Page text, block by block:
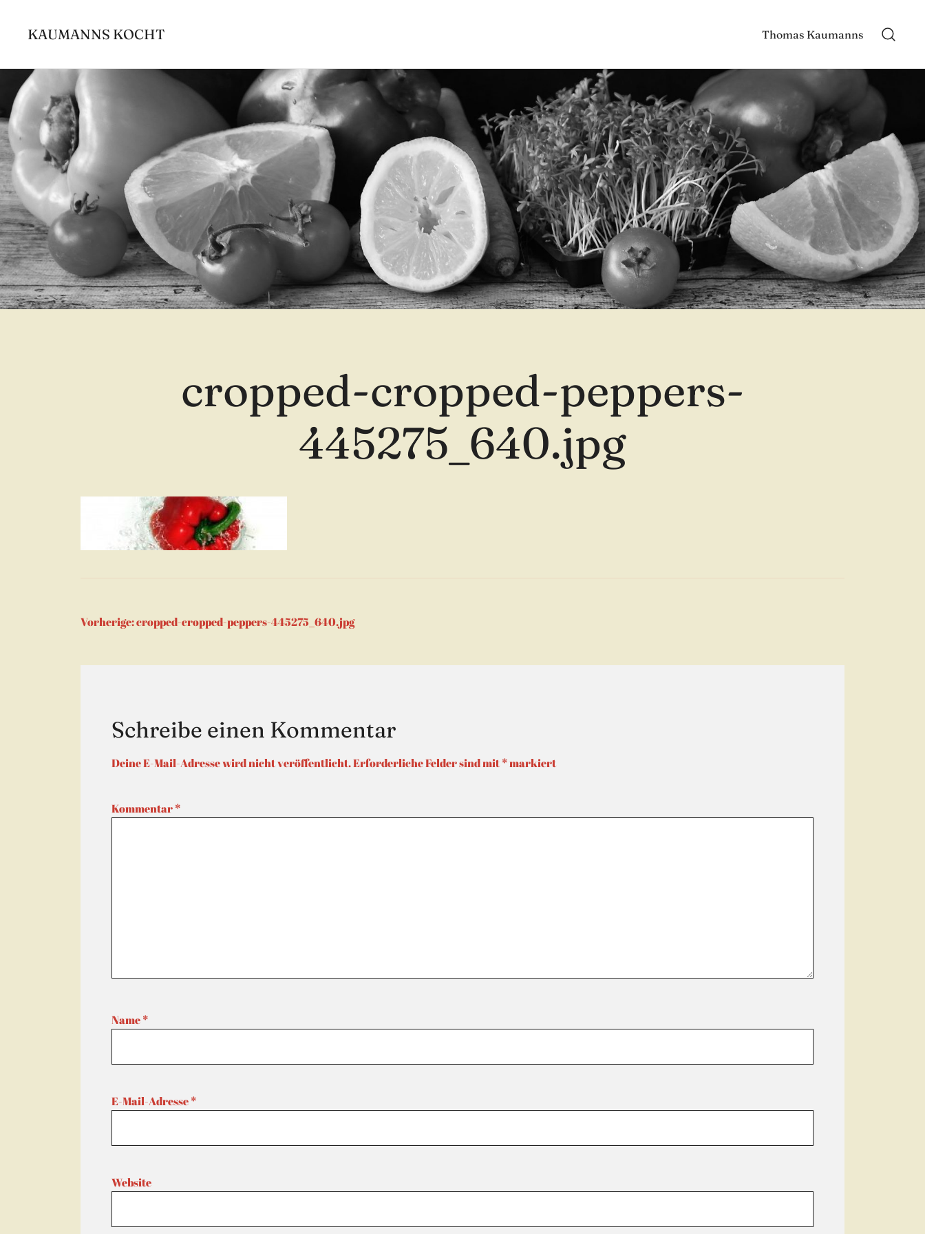
Inhalt
springen
KAUMANNS KOCHT Thomas Kaumanns
cropped-cropped-peppers-
445275_640.jpg
Beitragsnavigation
Vorherige:cropped-cropped-peppers-445275_640.jpg
Schreibe einen Kommentar
Deine E-Mail-Adresse wird nicht veröffentlicht.Erforderliche Felder sind mit*markiert
Kommentar*
Name*
E-Mail-Adresse*
Website